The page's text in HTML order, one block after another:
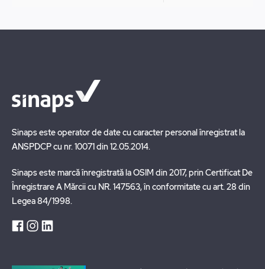
Sinaps este operator de date cu caracter personal înregistrat la
ANSPDCP cu nr. 10071 din 12.05.2014.
Sinaps este marcă înregistrată la OSIM din 2017, prin Certificat De
Înregistrare A Mărcii cu NR. 147563, în conformitate cu art. 28 din
Legea 84/1998.